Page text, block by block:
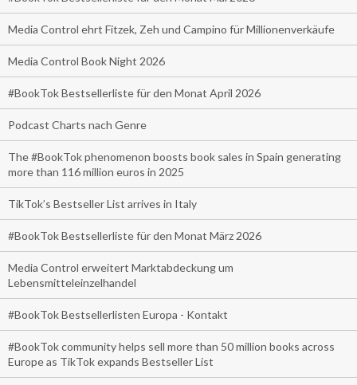
Media Control ehrt Fitzek, Zeh und Campino für Millionenverkäufe
Media Control Book Night 2026
#BookTok Bestsellerliste für den Monat April 2026
Podcast Charts nach Genre
The #BookTok phenomenon boosts book sales in Spain generating
more than 116 million euros in 2025
TikTok’s Bestseller List arrives in Italy
#BookTok Bestsellerliste für den Monat März 2026
Media Control erweitert Marktabdeckung um
Lebensmitteleinzelhandel
#BookTok Bestsellerlisten Europa - Kontakt
#BookTok community helps sell more than 50 million books across
Europe as TikTok expands Bestseller List